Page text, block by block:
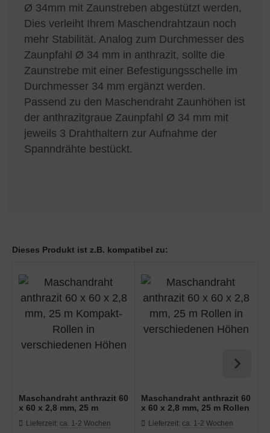
Ø 34mm mit Zaunstreben abgestützt werden,
Dies verleiht Ihrem Maschendrahtzaun noch
mehr Stabilität. Analog zum Durchmesser des
Zaunpfahl Ø 34 mm in anthrazit, sollte die
Zaunstrebe mit einer Befestigungsschelle im
Durchmesser 34 mm ergänzt werden.
Passend zu den Maschendraht Zaunhöhen ist
der anthrazitgraue Zaunpfahl Ø 34 mm mit
jeweils 3 Drahthaltern zur Aufnahme der
Spanndrähte bestückt.
Dieses Produkt ist z.B. kompatibel zu:
Maschandraht anthrazit 60
x 60 x 2,8 mm, 25 m
verschiedenen Höhen
Lieferzeit: ca. 1-2 Wochen
Maschandraht anthrazit 60
x 60 x 2,8 mm, 25 m Rollen
Lieferzeit: ca. 1-2 Wochen